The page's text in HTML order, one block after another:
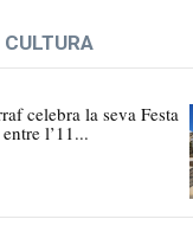
CULTURA
celebra la seva Festa
l’11...